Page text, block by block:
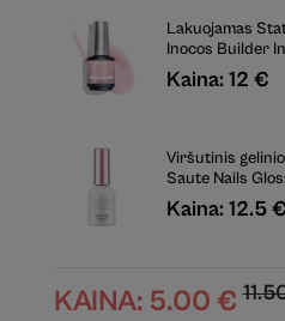
Lakuojamas
Inocos Builder
Kaina: 12 €
Viršutinis
Saute Nails
Kaina: 12.5 €
KAINA: 5.00 €